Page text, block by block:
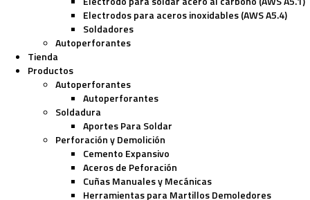
Electrodos para aceros inoxidables (AWS A5.4)
Soldadores
Autoperforantes
Tienda
Productos
Autoperforantes
Autoperforantes
Soldadura
Aportes Para Soldar
Perforación y Demolición
Cemento Expansivo
Aceros de Peforación
Cuñas Manuales y Mecánicas
Herramientas para Martillos Demoledores